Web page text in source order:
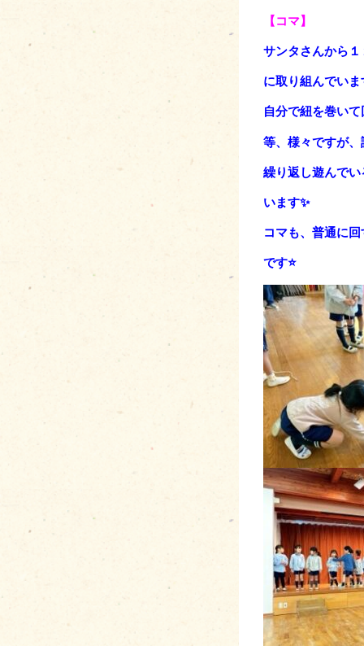
【コマ】
サンタさんから
に取り組んでいま
自分で紐を巻い
等、様々ですが
繰り返し遊んで
います✨
コマも、普通に
です⭐